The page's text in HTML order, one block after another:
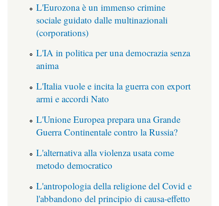
L'Eurozona è un immenso crimine
sociale guidato dalle multinazionali
(corporations)
L'IA in politica per una democrazia senza
anima
L'Italia vuole e incita la guerra con export
armi e accordi Nato
L'Unione Europea prepara una Grande
Guerra Continentale contro la Russia?
L'alternativa alla violenza usata come
metodo democratico
L'antropologia della religione del Covid e
l'abbandono del principio di causa-effetto